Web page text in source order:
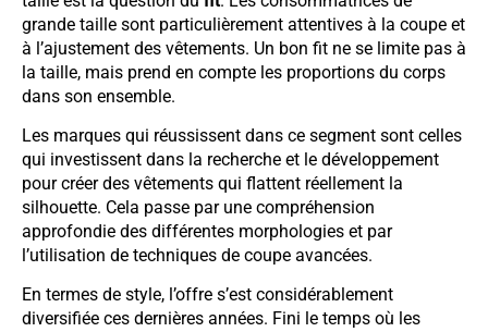
grande taille sont particulièrement attentives à la coupe et
à l’ajustement des vêtements. Un bon fit ne se limite pas à
la taille, mais prend en compte les proportions du corps
dans son ensemble.
Les marques qui réussissent dans ce segment sont celles
qui investissent dans la recherche et le développement
pour créer des vêtements qui flattent réellement la
silhouette. Cela passe par une compréhension
approfondie des différentes morphologies et par
l’utilisation de techniques de coupe avancées.
En termes de style, l’offre s’est considérablement
diversifiée ces dernières années. Fini le temps où les